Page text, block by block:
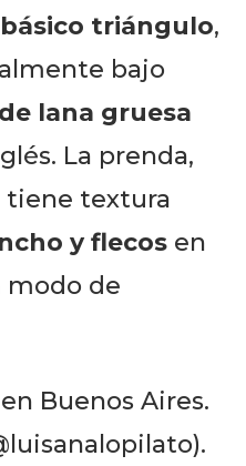
triángulo,
bajo
lana gruesa
La prenda,
tiene textura
y flecos en
modo de